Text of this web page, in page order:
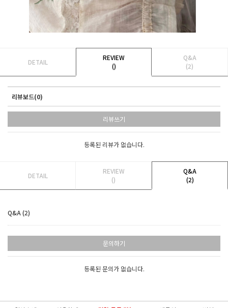
DETAIL
REVIEW
()
Q&A
(2)
리뷰보드(0)
리뷰쓰기
등록된 리뷰가 없습니다.
DETAIL
REVIEW
()
Q&A
(2)
Q&A (2)
문의하기
등록된 문의가 없습니다.